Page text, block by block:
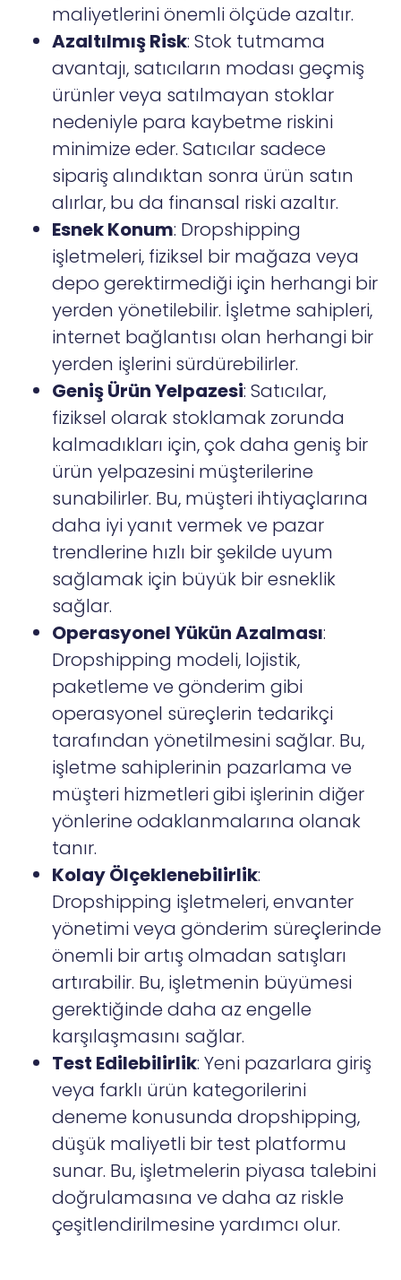
maliyetlerini önemli ölçüde azaltır.
Azaltılmış Risk: Stok tutmama
avantajı, satıcıların modası geçmiş
ürünler veya satılmayan stoklar
nedeniyle para kaybetme riskini
minimize eder. Satıcılar sadece
sipariş alındıktan sonra ürün satın
alırlar, bu da finansal riski azaltır.
Esnek Konum: Dropshipping
işletmeleri, fiziksel bir mağaza veya
depo gerektirmediği için herhangi bir
yerden yönetilebilir. İşletme sahipleri,
internet bağlantısı olan herhangi bir
yerden işlerini sürdürebilirler.
Geniş Ürün Yelpazesi: Satıcılar,
fiziksel olarak stoklamak zorunda
kalmadıkları için, çok daha geniş bir
ürün yelpazesini müşterilerine
sunabilirler. Bu, müşteri ihtiyaçlarına
daha iyi yanıt vermek ve pazar
trendlerine hızlı bir şekilde uyum
sağlamak için büyük bir esneklik
sağlar.
Operasyonel Yükün Azalması:
Dropshipping modeli, lojistik,
paketleme ve gönderim gibi
operasyonel süreçlerin tedarikçi
tarafından yönetilmesini sağlar. Bu,
işletme sahiplerinin pazarlama ve
müşteri hizmetleri gibi işlerinin diğer
yönlerine odaklanmalarına olanak
tanır.
Kolay Ölçeklenebilirlik:
Dropshipping işletmeleri, envanter
yönetimi veya gönderim süreçlerinde
önemli bir artış olmadan satışları
artırabilir. Bu, işletmenin büyümesi
gerektiğinde daha az engelle
karşılaşmasını sağlar.
Test Edilebilirlik: Yeni pazarlara giriş
veya farklı ürün kategorilerini
deneme konusunda dropshipping,
düşük maliyetli bir test platformu
sunar. Bu, işletmelerin piyasa talebini
doğrulamasına ve daha az riskle
çeşitlendirilmesine yardımcı olur.